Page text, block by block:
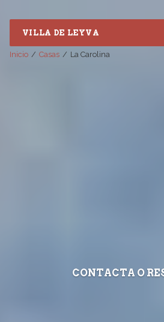
VILLA DE LEYVA
CONTACTA O
Inicio Casas La Carolina